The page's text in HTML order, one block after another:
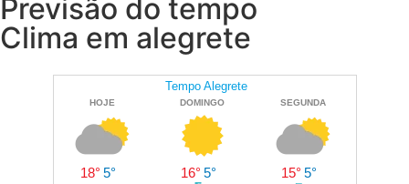
Previsão do tempo
Clima em alegrete